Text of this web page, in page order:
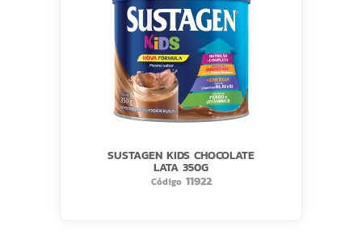
SUSTAGEN KIDS CHOCOLATE
LATA 350G
Código11922